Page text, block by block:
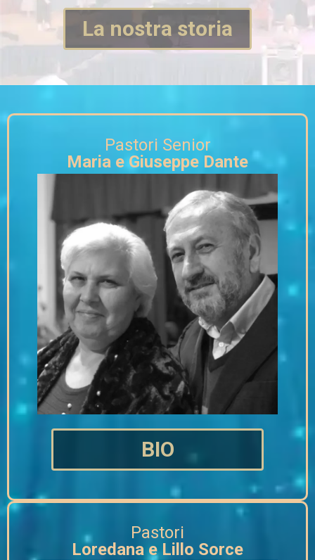
La nostra storia
Pastori Senior
Maria e Giuseppe Dante
BIO
Pastori
Loredana e Lillo Sorce